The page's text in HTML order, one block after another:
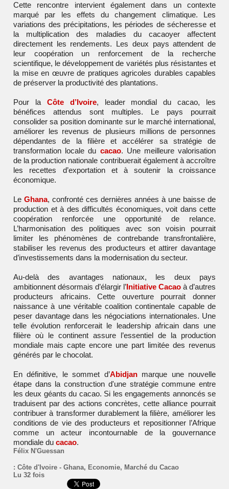
Cette rencontre intervient également dans un contexte
marqué par les effets du changement climatique. Les
variations des précipitations, les périodes de sécheresse et
la multiplication des maladies du cacaoyer affectent
directement les rendements. Les deux pays attendent de
leur coopération un renforcement de la recherche
scientifique, le développement de variétés plus résistantes et
la mise en œuvre de pratiques agricoles durables capables
de préserver la productivité des plantations.
Pour la Côte d’Ivoire, leader mondial du cacao, les
bénéfices attendus sont multiples. Le pays pourrait
consolider sa position dominante sur le marché international,
améliorer les revenus de plusieurs millions de personnes
dépendantes de la filière et accélérer sa stratégie de
transformation locale du cacao. Une meilleure valorisation
de la production nationale contribuerait également à accroître
les recettes d’exportation et à soutenir la croissance
économique.
Le Ghana, confronté ces dernières années à une baisse de
production et à des difficultés économiques, voit dans cette
coopération renforcée une opportunité de relance.
L’harmonisation des politiques avec son voisin pourrait
limiter les phénomènes de contrebande transfrontalière,
stabiliser les revenus des producteurs et attirer davantage
d’investissements dans la modernisation du secteur.
Au-delà des avantages nationaux, les deux pays
ambitionnent désormais d’élargir l’Initiative Cacao à d’autres
producteurs africains. Cette ouverture pourrait donner
naissance à une véritable coalition continentale capable de
peser davantage dans les négociations internationales. Une
telle évolution renforcerait le leadership africain dans une
filière où le continent assure l’essentiel de la production
mondiale mais capte encore une part limitée des revenus
générés par le chocolat.
En définitive, le sommet d’Abidjanmarque une nouvelle
étape dans la construction d'une stratégie commune entre
les deux géants du cacao. Si les engagements annoncés se
traduisent par des actions concrètes, cette alliance pourrait
contribuer à transformer durablement la filière, améliorer les
conditions de vie des producteurs et repositionner l’Afrique
comme un acteur incontournable de la gouvernance
mondiale du cacao.
Félix N'Guessan
: Côte d'Ivoire - Ghana, Economie, Marché du Cacao
Lu 32 fois